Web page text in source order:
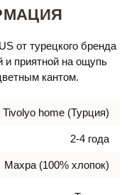
от турецкого бренда
и приятной на ощупь
кантом.
Tivolyo home (Турция)
2-4 года
Махра (100% хлопок)